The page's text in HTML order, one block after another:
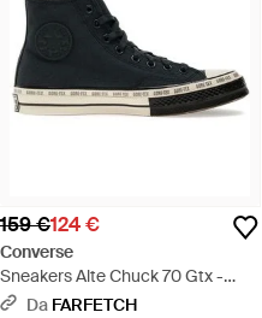
159 €124 €
Converse
Sneakers Alte Chuck 70 Gtx -
NeroDa FARFETCH